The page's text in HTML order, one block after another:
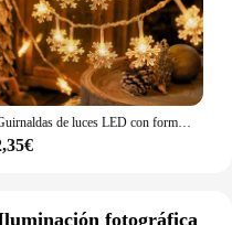
Guirnaldas de luces LED con forma de copo de nieve de 3/6/10M, guirnalda con batería USB, luces navideñas, árbol de Navidad, decoración de habitación de Año Nuevo, lámpara para exteriores
fotográfica